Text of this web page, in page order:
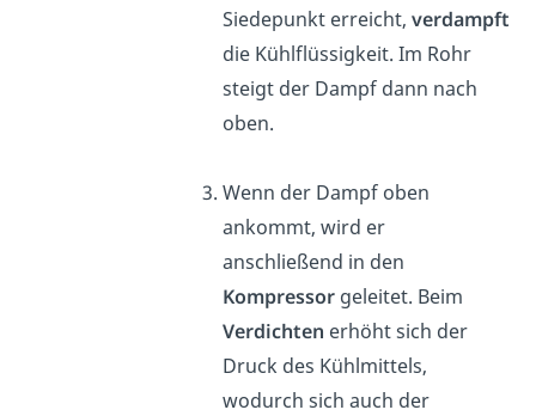
Siedepunkt erreicht, verdampft
die Kühlflüssigkeit. Im Rohr
steigt der Dampf dann nach
oben.
Wenn der Dampf oben
ankommt, wird er
anschließend in den
Kompressorgeleitet. Beim
Verdichten erhöht sich der
Druck des Kühlmittels,
wodurch sich auch der